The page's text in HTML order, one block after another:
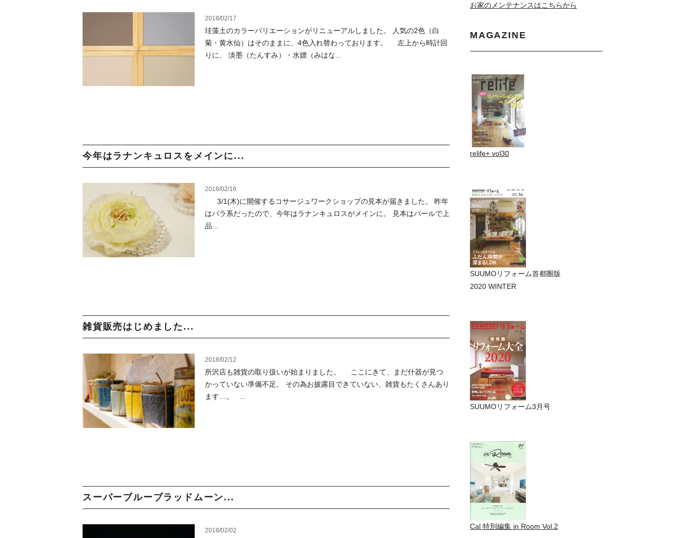
2018/02/17
珪藻土のカラーバリエーションがリニューアルしました。 人気の2色（白
菊・黄水仙）はそのままに、4色入れ替わっております。 左上から時計回
りに、 淡墨（たんすみ）・水嫖（みはな...
今年はラナンキュロスをメインに...
2018/02/16
3/1(木)に開催するコサージュワークショップの見本が届きました。 昨年
はバラ系だったので、今年はラナンキュロスがメインに。 見本はパールで上
品...
雑貨販売はじめました...
2018/02/12
所沢店も雑貨の取り扱いが始まりました。 ここにきて、まだ什器が見つ
かっていない準備不足。 その為お披露目できていない、雑貨もたくさんあり
ます…。 ...
スーパーブルーブラッドムーン...
2018/02/02
お家のメンテナンスはこちらから
MAGAZINE
relife+ vol30
SUUMOリフォーム首都圏版
2020 WINTER
SUUMOリフォーム3月号
Cal 特別編集 in Room Vol.2